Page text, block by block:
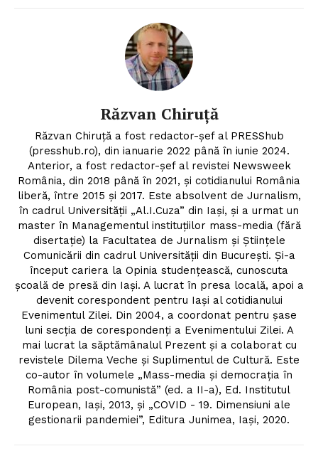
Un proiect
FREEDOM HOUSE ROMÂNIA
PRESShub
Despre noi / Echipa
Proiecte editoriale
Răzvan Chiruță
Răzvan Chiruță a fost redactor-șef al PRESShub
(presshub.ro), din ianuarie 2022 până în iunie 2024.
Anterior, a fost redactor-șef al revistei Newsweek
România, din 2018 până în 2021, și cotidianului România
liberă, între 2015 și 2017. Este absolvent de Jurnalism,
în cadrul Universității „Al.I.Cuza” din Iași, și a urmat un
master în Managementul instituțiilor mass-media (fără
disertație) la Facultatea de Jurnalism și Științele
Comunicării din cadrul Universității din București. Și-a
început cariera la Opinia studențească, cunoscuta
școală de presă din Iași. A lucrat în presa locală, apoi a
devenit corespondent pentru Iași al cotidianului
Evenimentul Zilei. Din 2004, a coordonat pentru șase
luni secția de corespondenți a Evenimentului Zilei. A
mai lucrat la săptămânalul Prezent și a colaborat cu
revistele Dilema Veche și Suplimentul de Cultură. Este
co-autor în volumele „Mass-media și democrația în
România post-comunistă” (ed. a II-a), Ed. Institutul
European, Iași, 2013, și „COVID - 19. Dimensiuni ale
gestionarii pandemiei”, Editura Junimea, Iași, 2020.